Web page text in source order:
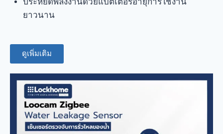
ยาวนาน
ดูเพิ่มเติม